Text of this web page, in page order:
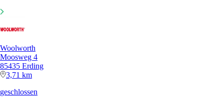
Woolworth
Moosweg 4
85435 Erding
3,71 km
geschlossen